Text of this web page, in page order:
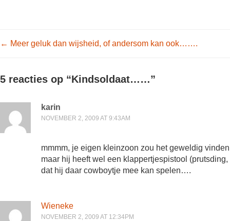
Post navigation
← Meer geluk dan wijsheid, of andersom kan ook…….
5 reacties op “Kindsoldaat……”
karin
NOVEMBER 2, 2009 AT 9:43AM
mmmm, je eigen kleinzoon zou het geweldig
maar hij heeft wel een klappertjespistool
dat hij daar cowboytje mee kan spelen….
Wieneke
NOVEMBER 2, 2009 AT 12:34PM